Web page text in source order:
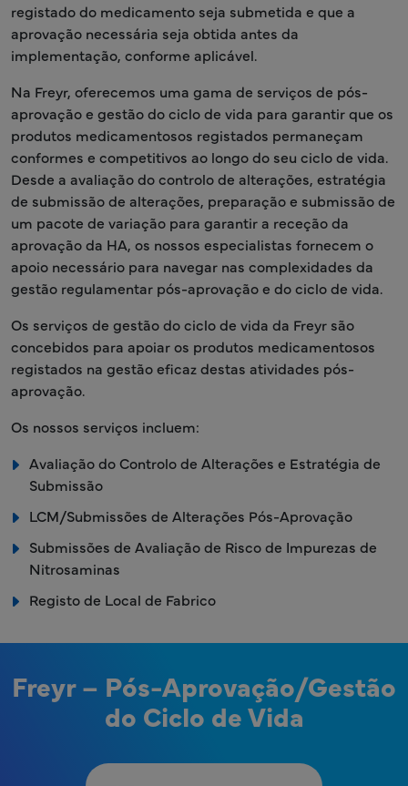
registado do medicamento seja submetida e que a
aprovação necessária seja obtida antes da
implementação, conforme aplicável.
Na Freyr, oferecemos uma gama de serviços de pós-
aprovação e gestão do ciclo de vida para garantir que os
produtos medicamentosos registados permaneçam
conformes e competitivos ao longo do seu ciclo de vida.
Desde a avaliação do controlo de alterações, estratégia
de submissão de alterações, preparação e submissão de
um pacote de variação para garantir a receção da
aprovação da HA, os nossos especialistas fornecem o
apoio necessário para navegar nas complexidades da
gestão regulamentar pós-aprovação e do ciclo de vida.
Os serviços de gestão do ciclo de vida da Freyr são
concebidos para apoiar os produtos medicamentosos
registados na gestão eficaz destas atividades pós-
aprovação.
Os nossos serviços incluem:
Avaliação do Controlo de Alterações e Estratégia de
Submissão
LCM/Submissões de Alterações Pós-Aprovação
Submissões de Avaliação de Risco de Impurezas de
Nitrosaminas
Registo de Local de Fabrico
Freyr – Pós-Aprovação/Gestão
do Ciclo de Vida
MPR - RA - Menu de Gestão Pós-aprovação/